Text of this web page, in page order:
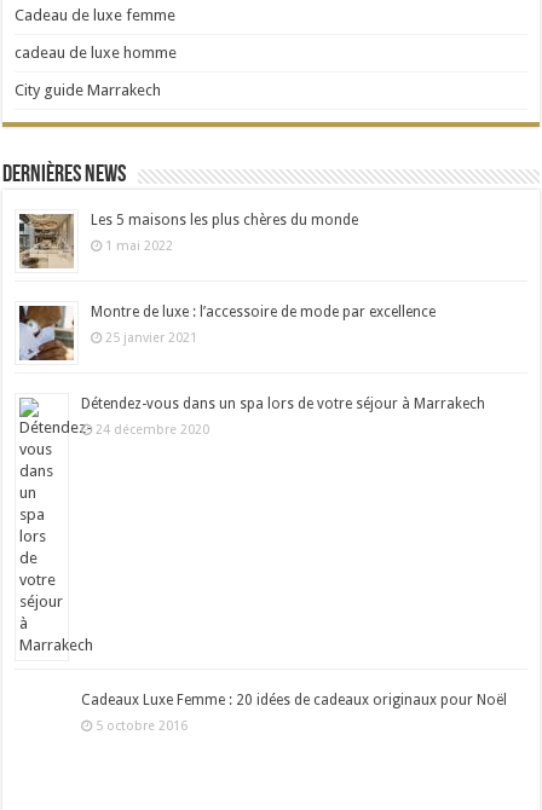
Cadeau de luxe femme
cadeau de luxe homme
City guide Marrakech
Dernières news
Les 5 maisons les plus chères du monde
1 mai 2022
Montre de luxe : l’accessoire de mode par excellence
25 janvier 2021
Détendez-vous dans un spa lors de votre séjour à Marrakech
24 décembre 2020
Cadeaux Luxe Femme : 20 idées de cadeaux originaux pour Noël
5 octobre 2016